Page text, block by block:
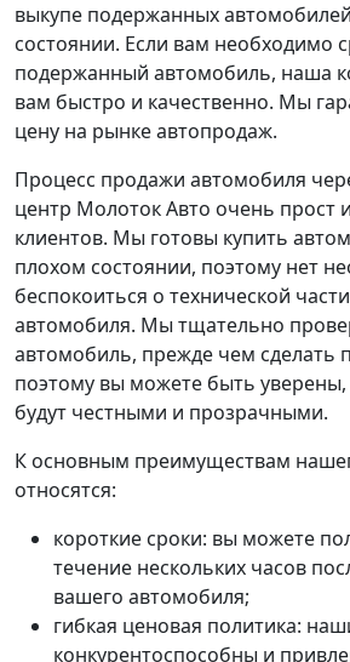
выкупе подержанных
состоянии. Если вам необходимо
подержанный автомобиль, наша
вам быстро и качественно. Мы
цену на рынке автопродаж.
Процесс продажи автомобиля
центр Молоток Авто очень прост
клиентов. Мы готовы купить
плохом состоянии, поэтому нет
беспокоиться о технической
автомобиля. Мы тщательно
автомобиль, прежде чем сделать
поэтому вы можете быть уверены,
будут честными и прозрачными.
К основным преимуществам
относятся:
короткие сроки: вы можете
течение нескольких часов
вашего автомобиля;
гибкая ценовая политика:
конкурентоспособны и